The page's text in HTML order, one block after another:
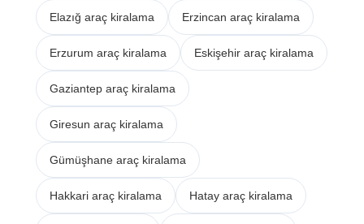
Elazığ araç kiralama Erzincan araç kiralama
Erzurum araç kiralama Eskişehir araç kiralama
Gaziantep araç kiralama
Giresun araç kiralama
Gümüşhane araç kiralama
Hakkari araç kiralama Hatay araç kiralama